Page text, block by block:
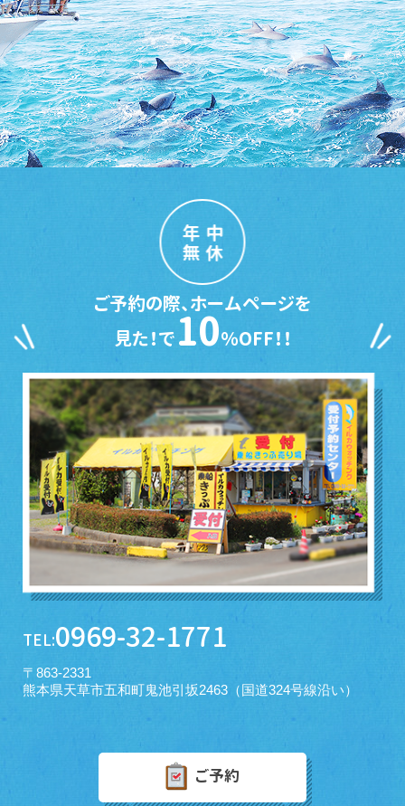
年中
無休
ご予約の際、ホームページを
見た！で10％OFF！！
TEL:0969-32-1771
〒863-2331
熊本県天草市五和町鬼池引坂2463（国道324号線沿い）
ご予約